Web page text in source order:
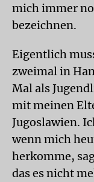
mich immer
bezeichnen.
Eigentlich
zweimal in
Mal als
mit meinen
Jugoslawien.
wenn mich
herkomme,
das es nicht